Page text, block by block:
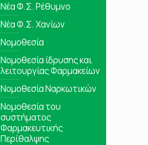
Νέα Φ.Σ. Ρέθυμνο
Νέα Φ.Σ. Χανίων
Νομοθεσία
Νομοθεσία ίδρυσης και
λειτουργίας Φαρμακείων
Νομοθεσία Ναρκωτικών
Νομοθεσία του
συστήματος
Φαρμακευτικής
Περίθαλψης